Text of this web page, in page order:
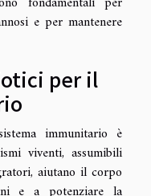
e per mantenere
per il
immunitario è
viventi, assumibili
aiutano il corpo